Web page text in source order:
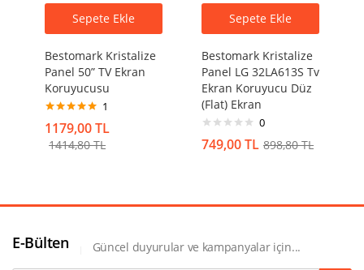
Sepete Ekle
Bestomark Kristalize
Panel 50” TV Ekran
Koruyucusu
5.00oy aldı
1
1179,00TL
1414,80TL
Sepete Ekle
Bestomark Kristalize
Panel LG 32LA613S Tv
Ekran Koruyucu Düz
(Flat) Ekran
0
749,00TL 898,80TL
E-Bülten Güncel duyurular ve kampanyalar için...